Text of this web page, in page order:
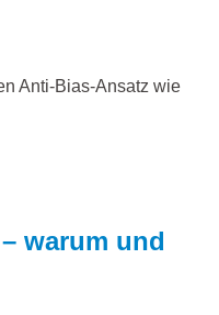
Anti-Bias-Ansatz wie
warum und